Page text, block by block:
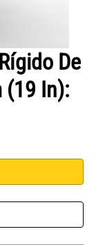
De
(19 In):